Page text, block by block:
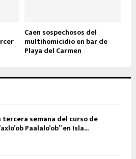
Caen sospechosos del
multihomicidio en bar de
Playa del Carmen
tercera semana del curso de
Paalalo’ob” en Isla...